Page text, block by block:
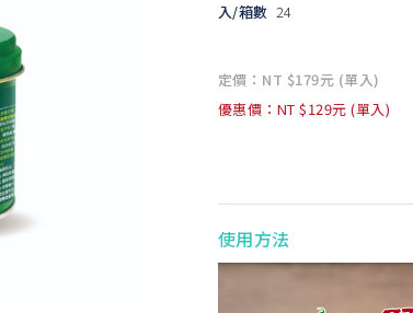
入/箱數 24
定價：NT $179元 (單入)
優惠價：NT $129元 (單入)
使用方法